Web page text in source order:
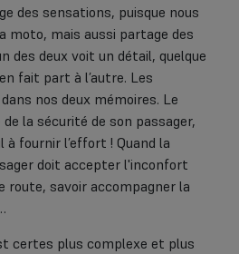
des sensations, puisque nous
moto, mais aussi partage des
des deux voit un détail, quelque
fait part à l’autre. Les
nos deux mémoires. Le
la sécurité de son passager,
à fournir l’effort ! Quand la
doit accepter l'inconfort
route, savoir accompagner la
certes plus complexe et plus